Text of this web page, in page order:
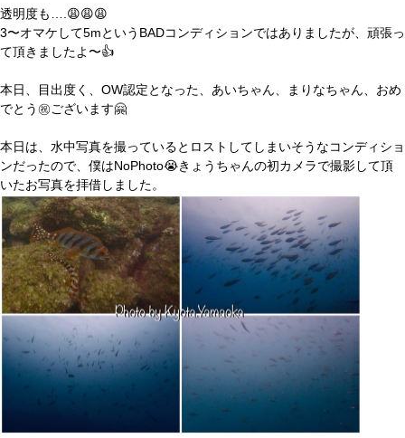
透明度も….😩😩😩
3〜オマケして5mというBADコンディションではありましたが、頑張っ
て頂きましたよ〜👍
本日、目出度く、OW認定となった、あいちゃん、まりなちゃん、おめ
でとう㊗️ございます🤗
本日は、水中写真を撮っているとロストしてしまいそうなコンディショ
ンだったので、僕はNoPhoto😭きょうちゃんの初カメラで撮影して頂
いたお写真を拝借しました。